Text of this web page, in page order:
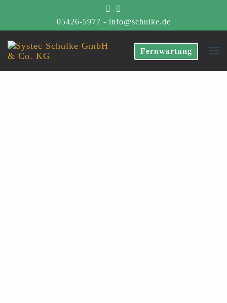
05426-5977 - info@schulke.de
Systec
Schulke
Fernwartung